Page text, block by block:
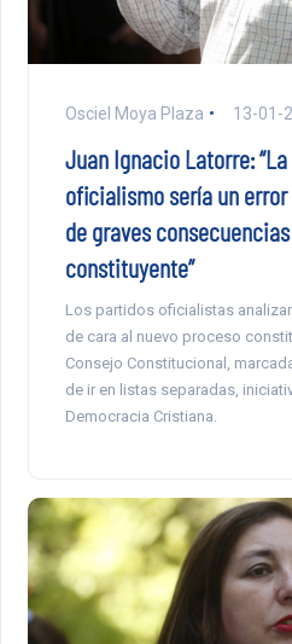
Osciel Moya Plaza 13-01-
Juan Ignacio Latorre:
oficialismo sería un
de graves
constituyente”
Los partidos oficialistas
de cara al nuevo proceso
Consejo Constitucional,
de ir en listas separadas,
Democracia Cristiana.